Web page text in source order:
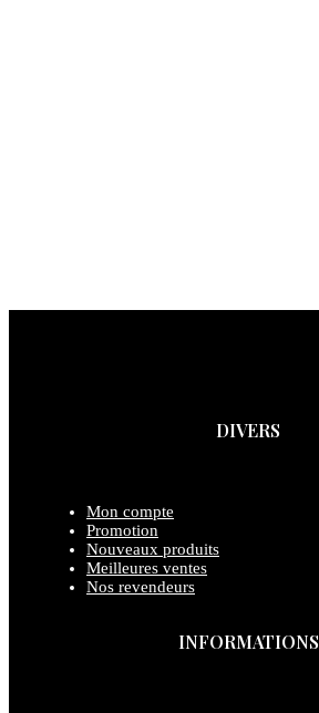
DIVERS
Mon compte
Promotion
Nouveaux produits
Meilleures ventes
Nos revendeurs
INFORMATIONS